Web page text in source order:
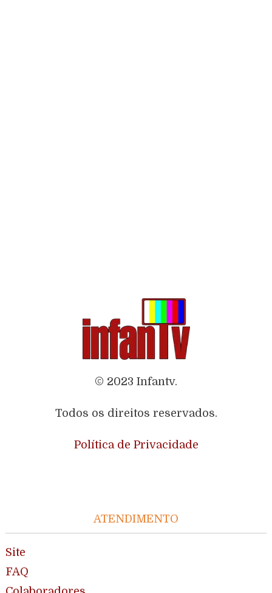
© 2023 Infantv.
Todos os direitos reservados.
Política de Privacidade
ATENDIMENTO
Site
FAQ